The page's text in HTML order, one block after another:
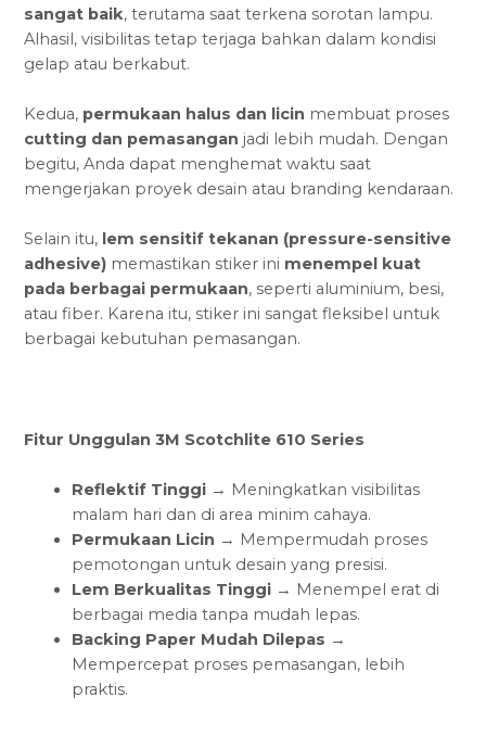
sangat baik, terutama saat terkena sorotan lampu.
Alhasil, visibilitas tetap terjaga bahkan dalam kondisi
gelap atau berkabut.
Kedua, permukaan halus dan licin membuat proses
cutting dan pemasangan jadi lebih mudah. Dengan
begitu, Anda dapat menghemat waktu saat
mengerjakan proyek desain atau branding kendaraan.
Selain itu, lem sensitif tekanan (pressure-sensitive
adhesive) memastikan stiker ini menempel kuat
pada berbagai permukaan, seperti aluminium, besi,
atau fiber. Karena itu, stiker ini sangat fleksibel untuk
berbagai kebutuhan pemasangan.
Fitur Unggulan 3M Scotchlite 610 Series
Reflektif Tinggi → Meningkatkan visibilitas
malam hari dan di area minim cahaya.
Permukaan Licin → Mempermudah proses
pemotongan untuk desain yang presisi.
Lem Berkualitas Tinggi → Menempel erat di
berbagai media tanpa mudah lepas.
Backing Paper Mudah Dilepas →
Mempercepat proses pemasangan, lebih
praktis.